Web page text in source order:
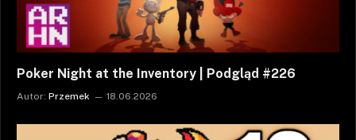
Poker Night at the Inventory | Podgląd #226
Autor: Przemek 18.06.2026